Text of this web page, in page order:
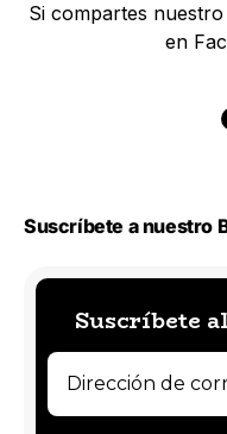
Si compartes
en
Suscríbete a nuestro
Suscríbete